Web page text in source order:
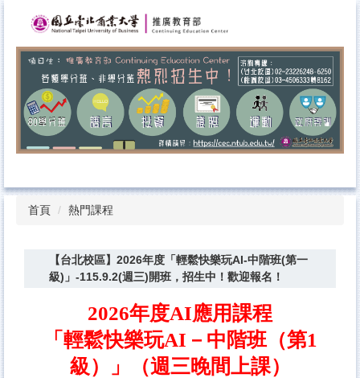
主
首頁 熱門課程
【台北校區】2026年度「輕鬆快樂玩AI-中階班(第一
級)」-115.9.2(週三)開班，招生中！歡迎報名！
2026年度AI應用課程
「輕鬆快樂玩AI－中階班（第1
級）」（週三晚間上課）